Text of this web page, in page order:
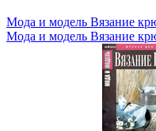
Мода и модель Вязание
Мода и модель Вязание